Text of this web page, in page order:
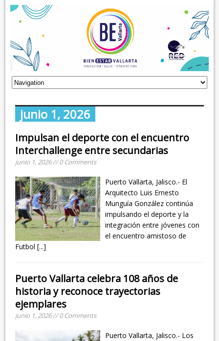
junio 1, 2026
Impulsan el deporte con el encuentro
Interchallenge entre secundarias
junio 1, 2026 // 0 Comments
Puerto Vallarta, Jalisco.- El
Arquitecto Luis Ernesto
Munguía González continúa
impulsando el deporte y la
integración entre jóvenes con
el encuentro amistoso de
Futbol[...]
Puerto Vallarta celebra 108 años de
historia y reconoce trayectorias
ejemplares
junio 1, 2026 // 0 Comments
Puerto Vallarta, Jalisco.- Los